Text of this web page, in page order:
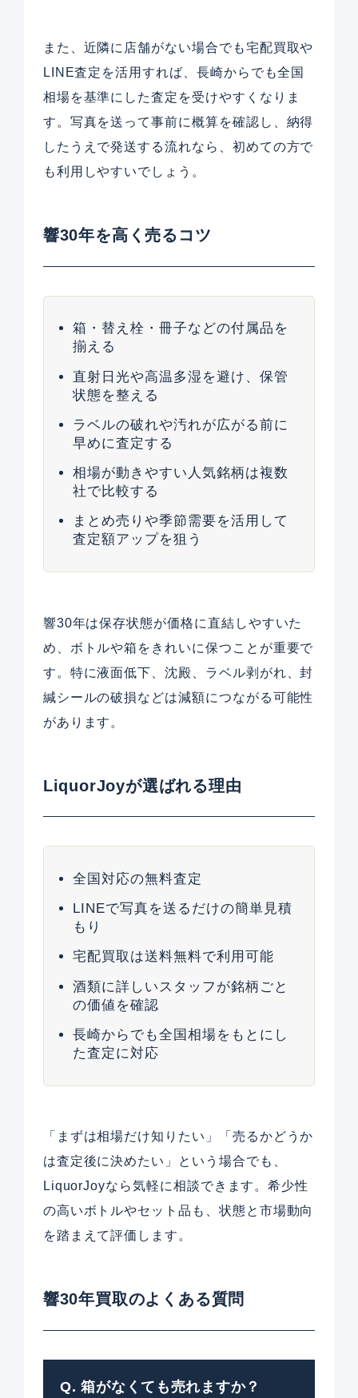
また、近隣に店舗がない場合でも宅配買取や
LINE査定を活用すれば、長崎からでも全国
相場を基準にした査定を受けやすくなりま
す。写真を送って事前に概算を確認し、納得
したうえで発送する流れなら、初めての方で
も利用しやすいでしょう。
響30年を高く売るコツ
箱・替え栓・冊子などの付属品を
揃える
直射日光や高温多湿を避け、保管
状態を整える
ラベルの破れや汚れが広がる前に
早めに査定する
相場が動きやすい人気銘柄は複数
社で比較する
まとめ売りや季節需要を活用して
査定額アップを狙う
響30年は保存状態が価格に直結しやすいた
め、ボトルや箱をきれいに保つことが重要で
す。特に液面低下、沈殿、ラベル剥がれ、封
緘シールの破損などは減額につながる可能性
があります。
LiquorJoyが選ばれる理由
全国対応の無料査定
LINEで写真を送るだけの簡単見積
もり
宅配買取は送料無料で利用可能
酒類に詳しいスタッフが銘柄ごと
の価値を確認
長崎からでも全国相場をもとにし
た査定に対応
「まずは相場だけ知りたい」「売るかどうか
は査定後に決めたい」という場合でも、
LiquorJoyなら気軽に相談できます。希少性
の高いボトルやセット品も、状態と市場動向
を踏まえて評価します。
響30年買取のよくある質問
Q. 箱がなくても売れますか？